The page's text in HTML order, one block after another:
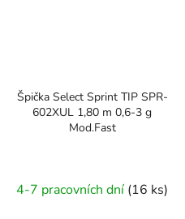
Špička Select Sprint TIP SPR-
602XUL 1,80 m 0,6-3 g
Mod.Fast
hodnocení
4-7 pracovních dní (16 ks)